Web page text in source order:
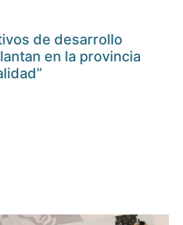
de desarrollo
en la provincia